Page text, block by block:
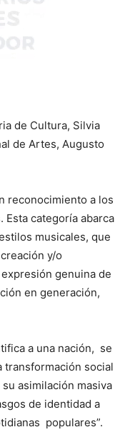
de Cultura, Silvia
de Artes, Augusto
reconocimiento a los
categoría abarca
musicales, que
y/o
genuina de
en generación,
a una nación, se
social
asimilación masiva
de identidad a
populares”.